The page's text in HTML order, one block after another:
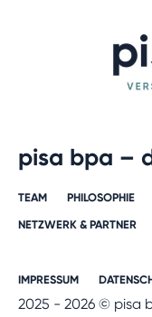
pisa bpa –
TEAM PHILOSOPHIE
NETZWERK & PARTNER​
IMPRESSUM
2025 - 2026 © pisa